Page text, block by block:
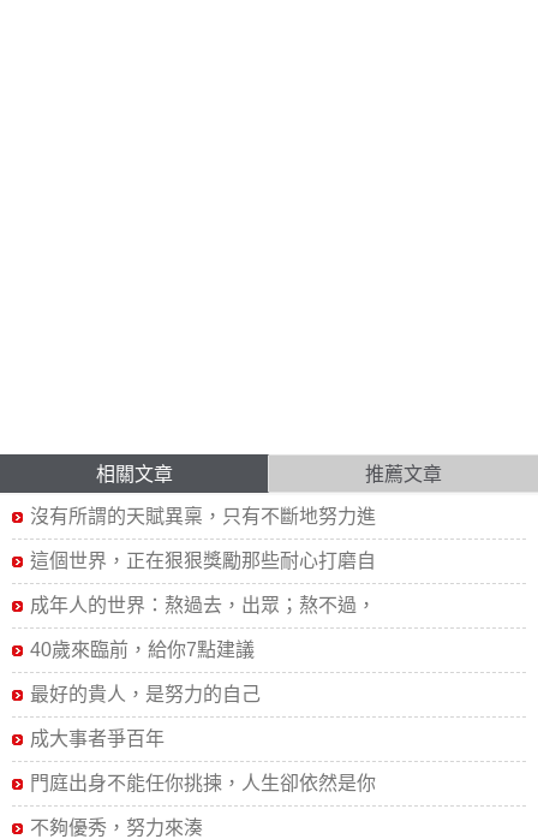
相關文章 推薦文章
沒有所謂的天賦異稟，只有不斷地努力進
這個世界，正在狠狠獎勵那些耐心打磨自
成年人的世界：熬過去，出眾；熬不過，
40歲來臨前，給你7點建議
最好的貴人，是努力的自己
成大事者爭百年
門庭出身不能任你挑揀，人生卻依然是你
不夠優秀，努力來湊